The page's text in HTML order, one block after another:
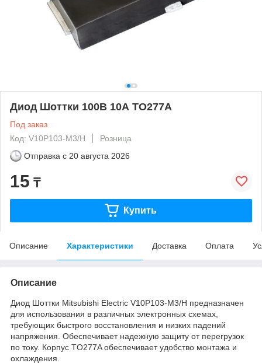
Диод Шоттки 100В 10А TO277A
Под заказ
Код: V10P103-M3/H
Розница
Отправка с 20 августа 2026
15 ₸
Купить
Описание Характеристики Доставка Оплата
Описание
Диод Шоттки Mitsubishi Electric V10P103-M3/H предназначен
для использования в различных электронных схемах,
требующих быстрого восстановления и низких падений
напряжения. Обеспечивает надежную защиту от перегрузок
по току. Корпус TO277A обеспечивает удобство монтажа и
охлаждения.